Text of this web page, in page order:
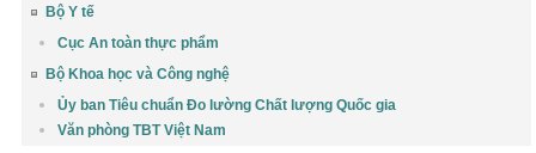
Bộ Y tế
Cục An toàn thực phẩm
Bộ Khoa học và Công nghệ
Ủy ban Tiêu chuẩn Đo lường Chất lượng Quốc gia
Văn phòng TBT Việt Nam